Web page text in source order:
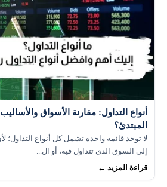
أنواع التداول: مقارنة الأسواق
المبتدئ؟
لا توجد قائمة واحدة تشمل كل أنواع التداول؛
إلى السوق الذي تتداول فيه، أو ال...
قراءة المزيد ←